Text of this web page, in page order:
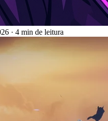
· 4 min de leitura